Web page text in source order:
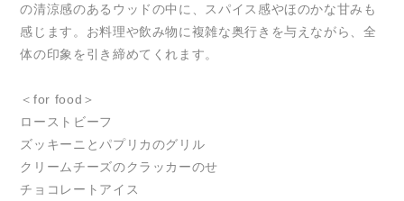
の清涼感のあるウッドの中に、スパイス感やほのかな甘みも
感じます。お料理や飲み物に複雑な奥行きを与えながら、全
体の印象を引き締めてくれます。
＜for food＞
ローストビーフ
ズッキーニとパプリカのグリル
クリームチーズのクラッカーのせ
チョコレートアイス